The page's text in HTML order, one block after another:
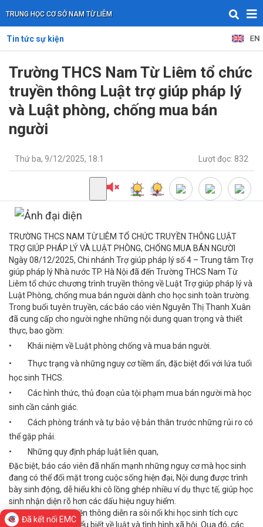
TRUNG HỌC CƠ SỞ NAM TỪ LIÊM
Tin tức sự kiện
Trường THCS Nam Từ Liêm tổ chức
truyền thông Luật trợ giúp pháp lý
và Luật phòng, chống mua bán
người
Thứ ba, 9/12/2025, 18:1 Lượt đọc: 832
TRƯỜNG THCS NAM TỪ LIÊM TỔ CHỨC TRUYỀN THÔNG LUẬT
TRỢ GIÚP PHÁP LÝ VÀ LUẬT PHÒNG, CHỐNG MUA BÁN NGƯỜI
Ngày 08/12/2025, Chi nhánh Trợ giúp pháp lý số 4 – Trung tâm Trợ
giúp pháp lý Nhà nước TP. Hà Nội đã đến Trường THCS Nam Từ
Liêm tổ chức chương trình truyền thông về Luật Trợ giúp pháp lý và
Luật Phòng, chống mua bán người dành cho học sinh toàn trường.
Trong buổi tuyên truyền, các báo cáo viên Nguyễn Thị Thanh Xuân
đã cung cấp cho người nghe những nội dung quan trọng và thiết
thực, bao gồm:
•
Khái niệm về Luật phòng chống và mua bán người.
•
Thực trạng và những nguy cơ tiềm ẩn, đặc biệt đối với lứa tuổi
học sinh THCS.
•
Các hình thức, thủ đoạn của tội phạm mua bán người mà học
sinh cần cảnh giác.
•
Cách phòng tránh và tự bảo vệ bản thân trước những rủi ro có
thể gặp phải.
•
Những quy định pháp luật liên quan,
Đặc biệt, báo cáo viên đã nhấn mạnh những nguy cơ mà học sinh
đang có thể đối mặt trong cuộc sống hiện đại, Nội dung được trình
bày sinh động, dễ hiểu khi cô lồng ghép nhiều ví dụ thực tế, giúp học
sinh nhận diện rõ hơn các dấu hiệu nguy hiểm.
Không khí buổi truyền thông diễn ra sôi nổi khi học sinh tích cực
trao đổi và trả lời hiểu biết về luật và tình hình xã hội. Qua đó, các
Đã kết nối EMC